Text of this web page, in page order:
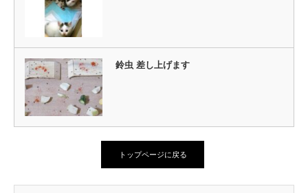
鈴虫 差し上げます
トップページに戻る